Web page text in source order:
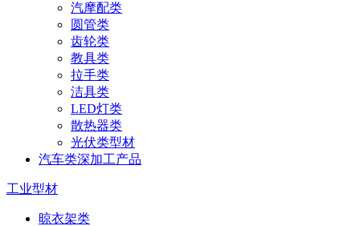
汽摩配类
圆管类
齿轮类
教具类
拉手类
洁具类
LED灯类
散热器类
光伏类型材
汽车类深加工产品
工业型材
晾衣架类